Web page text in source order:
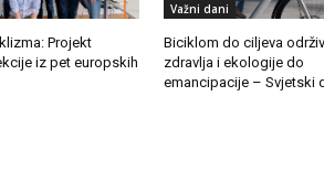
Projekt
iz pet europskih
Važni dani
Biciklom do ciljeva
zdravlja i ekologije do
emancipacije – Svjetski